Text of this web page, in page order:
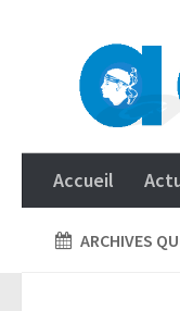
Accueil
ARCHIVES